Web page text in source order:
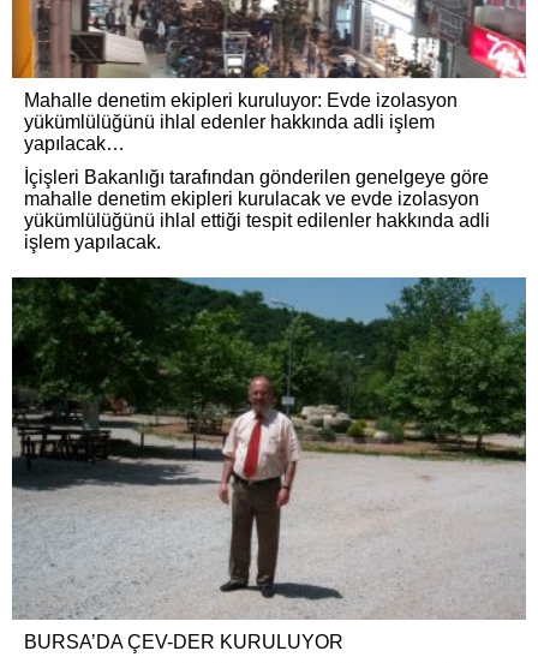
Mahalle denetim ekipleri kuruluyor: Evde izolasyon
yükümlülüğünü ihlal edenler hakkında adli işlem
yapılacak…
İçişleri Bakanlığı tarafından gönderilen genelgeye göre
mahalle denetim ekipleri kurulacak ve evde izolasyon
yükümlülüğünü ihlal ettiği tespit edilenler hakkında adli
işlem yapılacak.
BURSA’DA ÇEV-DER KURULUYOR